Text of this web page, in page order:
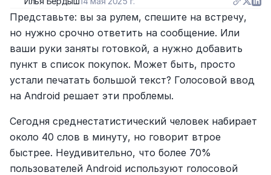
Представьте: вы за рулем, спешите на встречу,
но нужно срочно ответить на сообщение. Или
ваши руки заняты готовкой, а нужно добавить
пункт в список покупок. Может быть, просто
устали печатать большой текст? Голосовой ввод
на Android решает эти проблемы.
Сегодня среднестатистический человек набирает
около 40 слов в минуту, но говорит втрое
быстрее. Неудивительно, что более 70%
пользователей Android используют голосовой